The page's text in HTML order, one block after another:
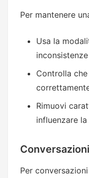
Per mantenere
Usa la
Controlla
Rimuovi
influenzare
Per